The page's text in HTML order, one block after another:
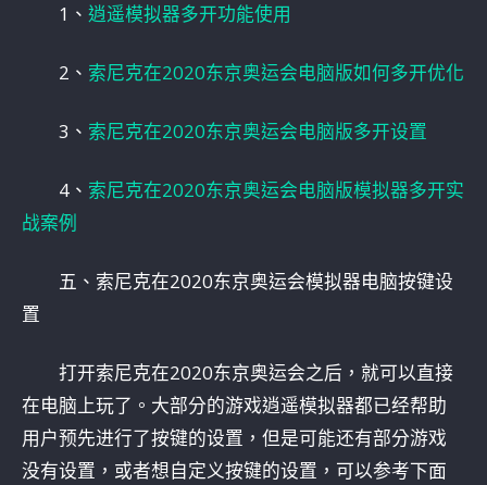
1、 逍遥模拟器多开功能使用
2、 索尼克在2020东京奥运会电脑版如何多开优化
3、 索尼克在2020东京奥运会电脑版多开设置
4、 索尼克在2020东京奥运会电脑版模拟器多开实
战案例
五、索尼克在2020东京奥运会模拟器电脑按键设
置
打开索尼克在2020东京奥运会之后，就可以直接
在电脑上玩了。大部分的游戏逍遥模拟器都已经帮助
用户预先进行了按键的设置，但是可能还有部分游戏
没有设置，或者想自定义按键的设置，可以参考下面